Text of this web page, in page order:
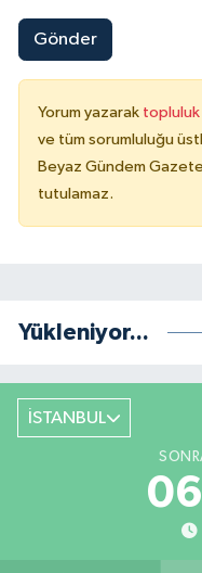
Gönder
Yorum yazarak topluluk
ve tüm sorumluluğu
Beyaz Gündem
tutulamaz.
Yükleniyor...
İSTANBUL